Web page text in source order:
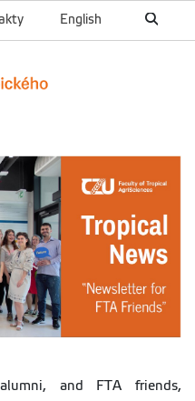
English
and FTA friends,